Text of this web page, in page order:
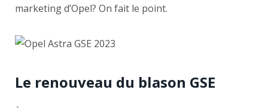
marketing d’Opel? On fait le point.
Le renouveau du blason GSE